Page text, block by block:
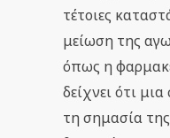
τέτοιες
μείωση της
όπως η
δείχνει ότι
τη σημασία